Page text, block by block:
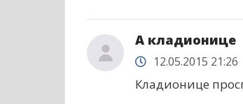
А кладионице
12.05.2015 21:26
Кладионице